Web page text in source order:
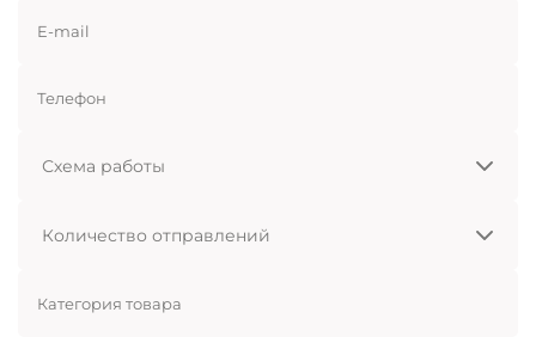
E-mail
Телефон
Схема
Количество
Категория товара